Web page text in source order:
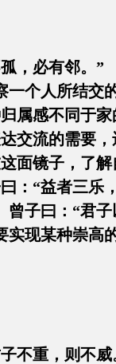
，必有邻。”
个人所结交
属感不同于
交流的需要
面镜子，了
：“益者三乐
子曰：“君
现某种崇高
不重，则不威